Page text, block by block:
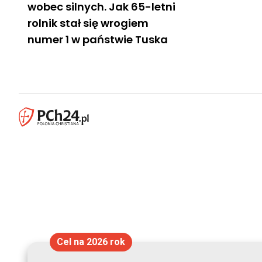
wobec silnych. Jak 65-letni
rolnik stał się wrogiem
numer 1 w państwie Tuska
Cel na 2026 rok